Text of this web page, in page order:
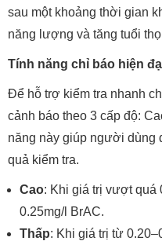
sau một khoảng thời gian
năng lượng và tăng tuổi
Tính năng chỉ báo hiện
Để hỗ trợ kiểm tra nhanh
cảnh báo theo 3 cấp độ:
năng này giúp người dùng
quả kiểm tra.
Cao: Khi giá trị vượt
0.25mg/l BrAC.
Thấp: Khi giá trị từ